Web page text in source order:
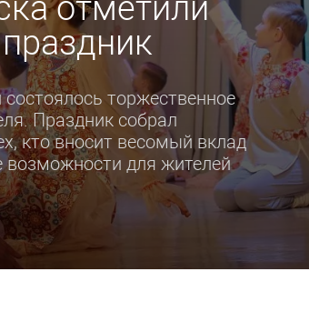
отметили
торжественное
Праздник собрал
кто вносит весомый вклад
возможности для жителей